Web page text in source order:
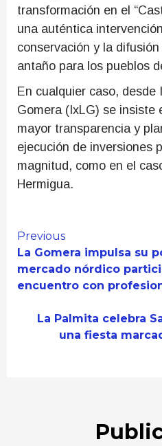
transformación en el
una auténtica
conservación y la
antaño para los pueblos
En cualquier caso, desde
Gomera (IxLG) se insiste
mayor transparencia y
ejecución de inversiones
magnitud, como en el
Hermigua.
Continue
Reading
Previous
La Gomera impulsa su
mercado nórdico
encuentro con
La Palmita celebra
una fiesta